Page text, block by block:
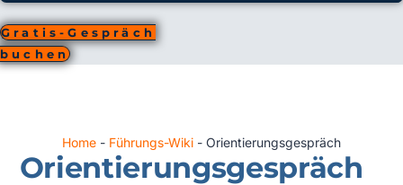
Gratis-Gespräch
buchen
Home - Führungs-Wiki - Orientierungsgespräch
Orientierungsgespräch